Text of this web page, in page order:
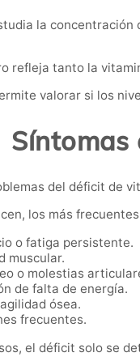
la concentración
refleja tanto la
valorar si los
Síntomas
del déficit de
los más
o fatiga persistente.
muscular.
o molestias
de falta de energía.
ósea.
frecuentes.
el déficit solo se